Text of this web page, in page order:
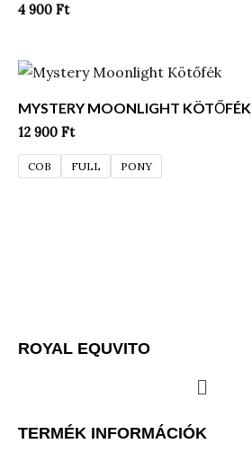
4 900 Ft
MYSTERY MOONLIGHT KÖTŐFÉK
12 900 Ft
COB FULL PONY
ROYAL EQUVITO
Menu
TERMÉK INFORMÁCIÓK